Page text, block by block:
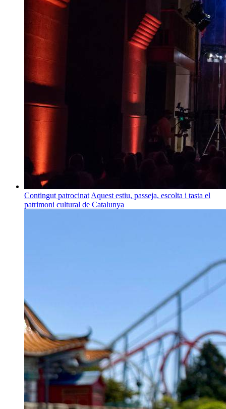
Contingut patrocinat Aquest estiu, passeja, escolta i tasta el
patrimoni cultural de Catalunya